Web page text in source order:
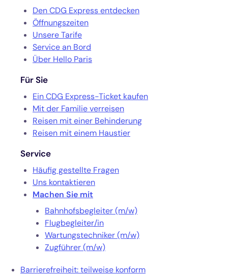
Den CDG Express entdecken
Öffnungszeiten
Unsere Tarife
Service an Bord
Über Hello Paris
Für Sie
Ein CDG Express-Ticket kaufen
Mit der Familie verreisen
Reisen mit einer Behinderung
Reisen mit einem Haustier
Service
Häufig gestellte Fragen
Uns kontaktieren
Machen Sie mit
Bahnhofsbegleiter (m/w)
Flugbegleiter/in
Wartungstechniker (m/w)
Zugführer (m/w)
Barrierefreiheit: teilweise konform